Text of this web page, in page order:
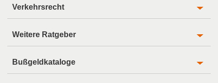
Verkehrsrecht
Weitere Ratgeber
Bußgeldkataloge